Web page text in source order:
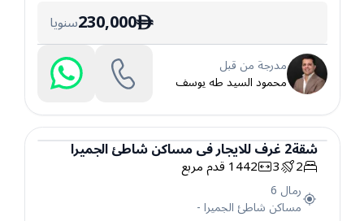
ê
230,000سنويا
مدرجة من قبل
محمود السيد طه يوسف
شقة
شقة2غرفللايجارفيمساكن شاطئ الجميرا
2
3
1442قدم مربع
رمال 6
مساكن شاطئ الجميرا-